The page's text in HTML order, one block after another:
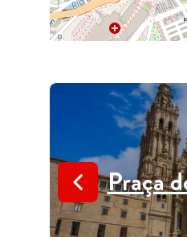
Praça